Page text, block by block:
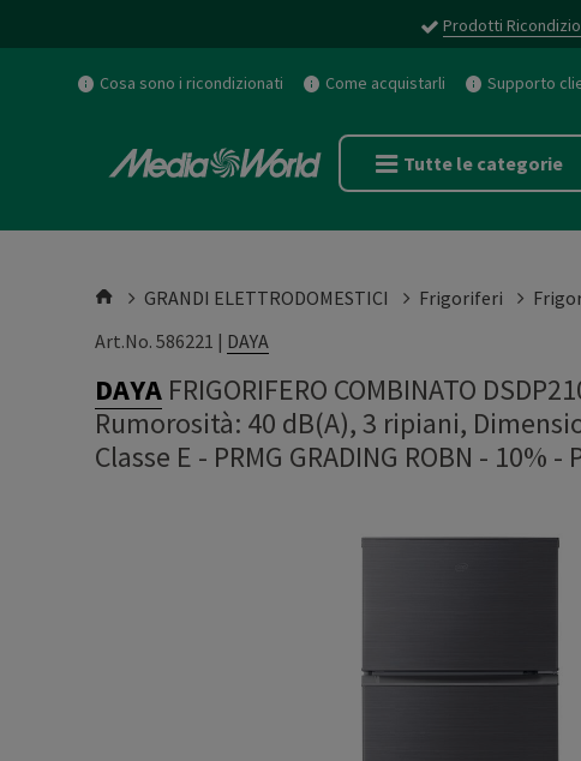
Prodotti
Cosa sono i ricondizionati Come acquistarli Supporto
Tutte le categorie
GRANDI ELETTRODOMESTICI Frigoriferi
Art.No. 586221 | DAYA
DAYA FRIGORIFERO COMBINATO
Rumorosità: 40 dB(A), 3 ripiani,
Classe E - PRMG GRADING ROBN - 10% -